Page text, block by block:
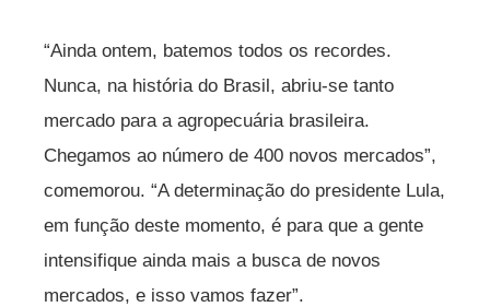
“Ainda ontem, batemos todos os recordes.
Nunca, na história do Brasil, abriu-se tanto
mercado para a agropecuária brasileira.
Chegamos ao número de 400 novos mercados”,
comemorou. “A determinação do presidente Lula,
em função deste momento, é para que a gente
intensifique ainda mais a busca de novos
mercados, e isso vamos fazer”.